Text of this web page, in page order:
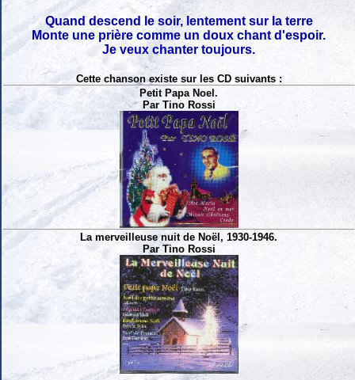
Quand descend le soir, lentement sur la terre
Monte une prière comme un doux chant d'espoir.
Je veux chanter toujours.
Cette chanson existe sur les CD suivants :
Petit Papa Noel.
Par Tino Rossi
La merveilleuse nuit de Noël, 1930-1946.
Par Tino Rossi